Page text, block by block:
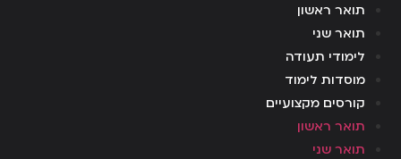
תואר ראשון
תואר שני
לימודי תעודה
מוסדות לימוד
קורסים מקצועיים
תואר ראשון
תואר שני